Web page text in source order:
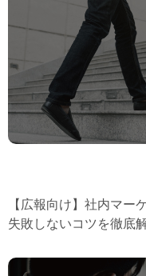
【広報向け】社内マー
失敗しないコツを徹底